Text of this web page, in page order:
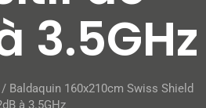
3.5GHz
/ Baldaquin 160x210cm Swiss Shield
à 3.5GHz